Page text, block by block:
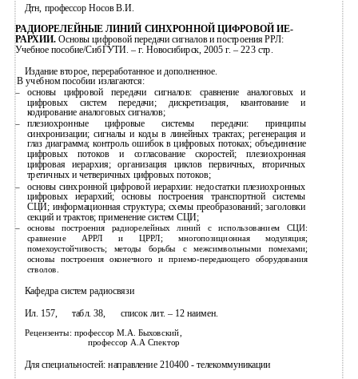
Дтн, профессор Носов В.И.
РАДИОРЕЛЕЙНЫЕ ЛИНИЙ СИНХРОННОЙ ЦИФРОВОЙ ИЕ-
РАРХИИ.Основы цифровой передачи сигналов и построения РРЛ:
Учебное пособие/СибГУТИ. – г. Новосибирск, 2005 г. – 223 стр.
Издание второе, переработанное и дополненное.
В учебном пособии излагаются:
–
основы цифровой передачи сигналов: сравнение аналоговых и
цифровых систем передачи; дискретизация, квантование и
кодирование аналоговых сигналов;
–
плезиохронные цифровые системы передачи: принципы
синхронизации; сигналы и коды в линейных трактах; регенерация и
глаз диаграмма; контроль ошибок в цифровых потоках; объединение
цифровых потоков и согласование скоростей; плезиохронная
цифровая иерархия; организация циклов первичных, вторичных
третичных и четверичных цифровых потоков;
–
основы синхронной цифровой иерархии: недостатки плезиохронных
цифровых иерархий; основы построения транспортной системы
СЦИ; информационная структура; схемы преобразований; заголовки
секций и трактов; применение систем СЦИ;
–
основы построения радиорелейных линий с использованием СЦИ:
сравнение АРРЛ и ЦРРЛ; многопозиционная модуляция;
помехоустойчивость; методы борьбы с межсимвольными помехами;
основы построения оконечного иприемо-передающего оборудования
стволов.
Кафедра систем радиосвязи
Ил. 157, табл. 38, список лит. – 12 наимен.
Рецензенты: профессор М.А. Быховский,
профессор А.А Спектор
Для специальностей: направление 210400 - телекоммуникации